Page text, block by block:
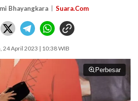
Bhayangkara Suara.Com
24 April 2023 | 10:38 WIB
Perbesar